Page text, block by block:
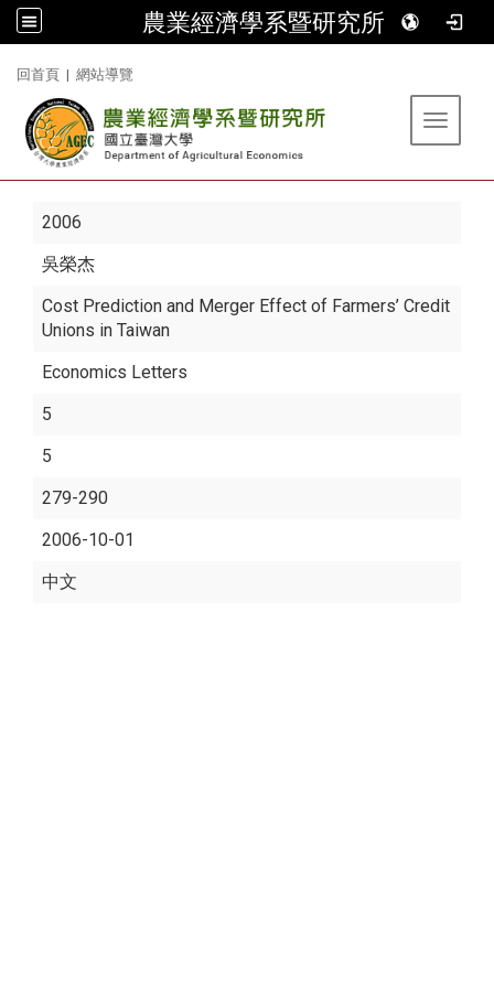
農業經濟學系暨研究所
回首頁 | 網站導覽
Toggle
2006
吳榮杰
Cost Prediction and Merger Effect of Farmers’ Credit
Unions in Taiwan
Economics Letters
5
5
279-290
2006-10-01
中文